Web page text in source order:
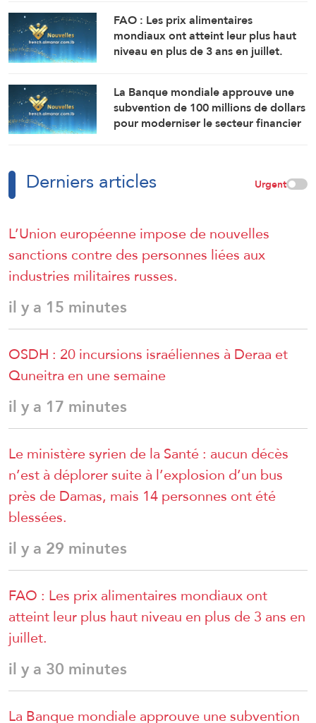
FAO : Les prix alimentaires
mondiaux ont atteint leur plus haut
niveau en plus de 3 ans en juillet.
La Banque mondiale approuve une
subvention de 100 millions de dollars
pour moderniser le secteur financier
Derniers articles Urgent
L’Union européenne impose de nouvelles
sanctions contre des personnes liées aux
industries militaires russes.
il y a 15 minutes
OSDH : 20 incursions israéliennes à Deraa et
Quneitra en une semaine
il y a 17 minutes
Le ministère syrien de la Santé : aucun décès
n’est à déplorer suite à l’explosion d’un bus
près de Damas, mais 14 personnes ont été
blessées.
il y a 29 minutes
FAO : Les prix alimentaires mondiaux ont
atteint leur plus haut niveau en plus de 3 ans en
juillet.
il y a 30 minutes
La Banque mondiale approuve une subvention